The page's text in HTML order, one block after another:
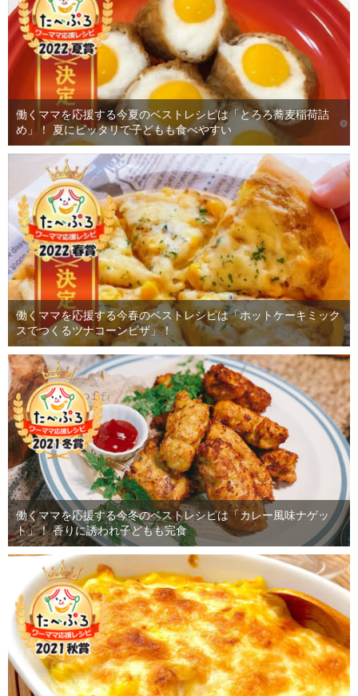
働くママを応援する今夏のベストレシピは「とろろ蕎麦稲荷詰
め」！ 夏にピッタリで子どもも食べやすい
働くママを応援する今春のベストレシピは「ホットケーキミック
スでつくるツナコーンピザ」！
働くママを応援する今冬のベストレシピは「カレー風味ナゲッ
ト」！ 香りに誘われ子どもも完食